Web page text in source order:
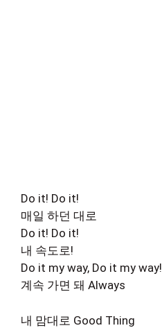
Do it! Do it!
매일 하던 대로
Do it! Do it!
내 속도로!
Do it my way, Do it my way!
계속 가면 돼 Always
내 맘대로 Good Thing